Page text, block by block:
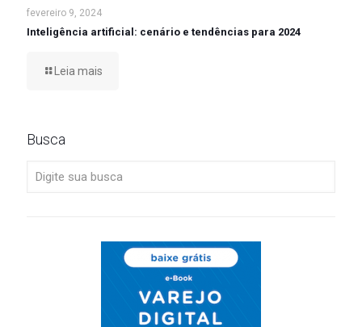
fevereiro 9, 2024
Inteligência artificial: cenário e tendências para 2024
Leia mais
Busca